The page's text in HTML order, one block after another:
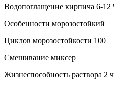
Водопоглащение кирпича 6-12
Особенности морозостойкий
Циклов морозостойкости 100
Смешивание миксер
Жизнеспособность раствора 2 ч